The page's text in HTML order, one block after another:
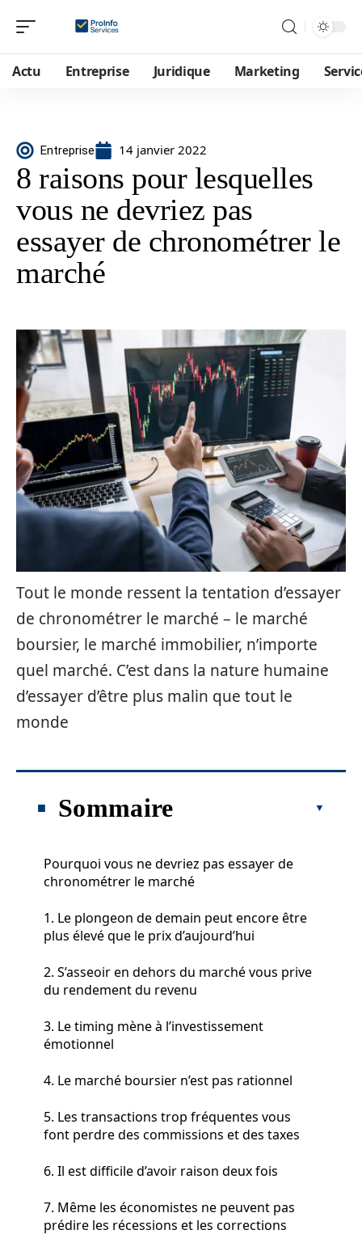
Actu Entreprise Juridique Marketing
Entreprise 14 janvier 2022
8 raisons pour lesquelles
vous ne devriez pas
essayer de chronométrer le
marché
Tout le monde ressent la tentation d’essayer
de chronométrer le marché – le marché
boursier, le marché immobilier, n’importe
quel marché. C’est dans la nature humaine
d’essayer d’être plus malin que tout le
monde
Sommaire
Pourquoi vous ne devriez pas essayer de
chronométrer le marché
1. Le plongeon de demain peut encore être
plus élevé que le prix d’aujourd’hui
2. S’asseoir en dehors du marché vous prive
du rendement du revenu
3. Le timing mène à l’investissement
émotionnel
4. Le marché boursier n’est pas rationnel
5. Les transactions trop fréquentes vous
font perdre des commissions et des taxes
6. Il est difficile d’avoir raison deux fois
7. Même les économistes ne peuvent pas
prédire les récessions et les corrections